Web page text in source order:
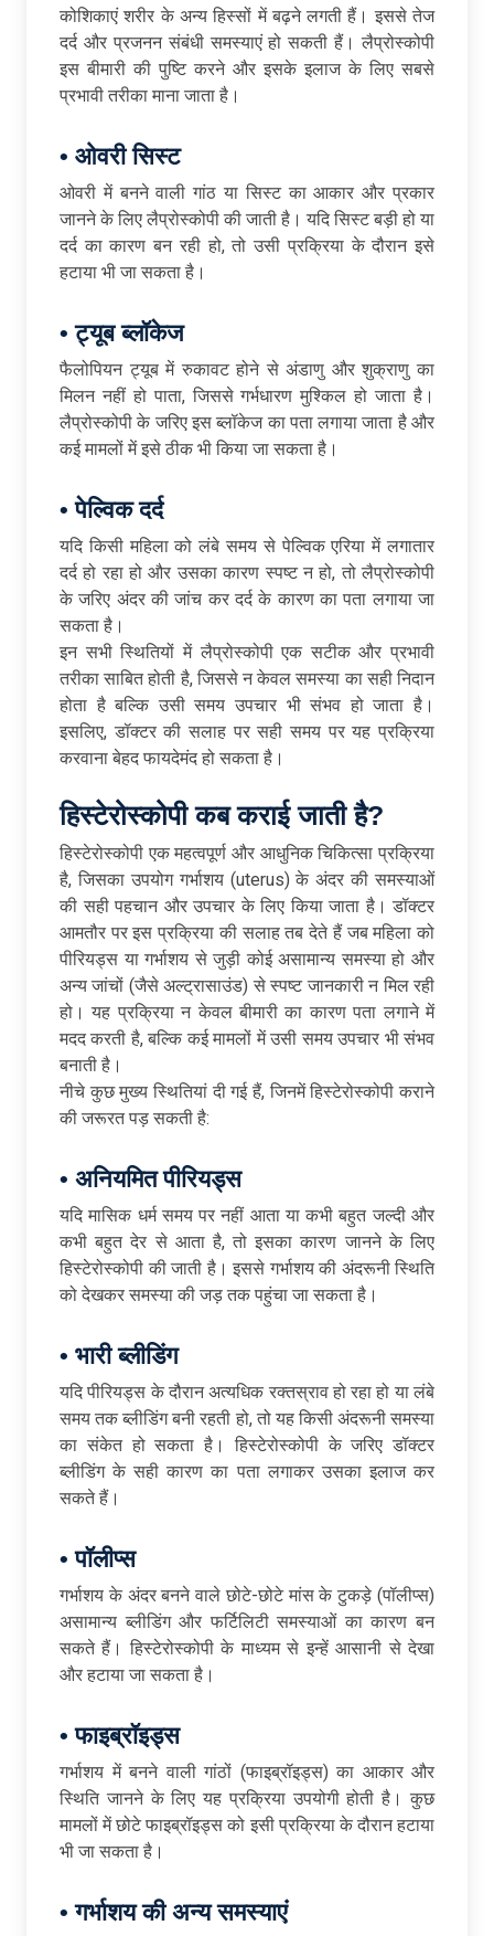
कोशिकाएं शरीर के अन्य हिस्सों में बढ़ने लगती हैं। इससे तेज
दर्द और प्रजनन संबंधी समस्याएं हो सकती हैं। लैप्रोस्कोपी
इस बीमारी की पुष्टि करने और इसके इलाज के लिए सबसे
प्रभावी तरीका माना जाता है।
• ओवरी सिस्ट
ओवरी में बनने वाली गांठ या सिस्ट का आकार और प्रकार
जानने के लिए लैप्रोस्कोपी की जाती है। यदि सिस्ट बड़ी हो या
दर्द का कारण बन रही हो, तो उसी प्रक्रिया के दौरान इसे
हटाया भी जा सकता है।
•ट्यूब ब्लॉकेज
फैलोपियन ट्यूब में रुकावट होने से अंडाणु और शुक्राणु का
मिलन नहीं हो पाता, जिससे गर्भधारण मुश्किल हो जाता है।
लैप्रोस्कोपी के जरिए इस ब्लॉकेज का पता लगाया जाता है और
कई मामलों में इसे ठीक भी किया जा सकता है।
•पेल्विक दर्द
यदि किसी महिला को लंबे समय से पेल्विक एरिया में लगातार
दर्द हो रहा हो और उसका कारण स्पष्ट न हो, तो लैप्रोस्कोपी
के जरिए अंदर की जांच कर दर्द के कारण का पता लगाया जा
सकता है।
इन सभी स्थितियों में लैप्रोस्कोपी एक सटीक और प्रभावी
तरीका साबित होती है, जिससे न केवल समस्या का सही निदान
होता है बल्कि उसी समय उपचार भी संभव हो जाता है।
इसलिए, डॉक्टर की सलाह पर सही समय पर यह प्रक्रिया
करवाना बेहद फायदेमंद हो सकता है।
हिस्टेरोस्कोपी कब कराई जाती है?
हिस्टेरोस्कोपी एक महत्वपूर्ण और आधुनिक चिकित्सा प्रक्रिया
है, जिसका उपयोग गर्भाशय (uterus) के अंदर की समस्याओं
की सही पहचान और उपचार के लिए किया जाता है। डॉक्टर
आमतौर पर इस प्रक्रिया की सलाह तब देते हैं जब महिला को
पीरियड्स या गर्भाशय से जुड़ी कोई असामान्य समस्या हो और
अन्य जांचों (जैसे अल्ट्रासाउंड) से स्पष्ट जानकारी न मिल रही
हो। यह प्रक्रिया न केवल बीमारी का कारण पता लगाने में
मदद करती है, बल्कि कई मामलों में उसी समय उपचार भी संभव
बनाती है।
नीचे कुछ मुख्य स्थितियां दी गई हैं, जिनमें हिस्टेरोस्कोपी कराने
की जरूरत पड़ सकती है:
• अनियमित पीरियड्स
यदि मासिक धर्म समय पर नहीं आता या कभी बहुत जल्दी और
कभी बहुत देर से आता है, तो इसका कारण जानने के लिए
हिस्टेरोस्कोपी की जाती है। इससे गर्भाशय की अंदरूनी स्थिति
को देखकर समस्या की जड़ तक पहुंचा जा सकता है।
• भारी ब्लीडिंग
यदि पीरियड्स के दौरान अत्यधिक रक्तस्राव हो रहा हो या लंबे
समय तक ब्लीडिंग बनी रहती हो, तो यह किसी अंदरूनी समस्या
का संकेत हो सकता है। हिस्टेरोस्कोपी के जरिए डॉक्टर
ब्लीडिंग के सही कारण का पता लगाकर उसका इलाज कर
सकते हैं।
•पॉलीप्स
गर्भाशय के अंदर बनने वाले छोटे-छोटे मांस के टुकड़े (पॉलीप्स)
असामान्य ब्लीडिंग और फर्टिलिटी समस्याओं का कारण बन
सकते हैं। हिस्टेरोस्कोपी के माध्यम से इन्हें आसानी से देखा
और हटाया जा सकता है।
•फाइब्रॉइड्स
गर्भाशय में बनने वाली गांठों (फाइब्रॉइड्स) का आकार और
स्थिति जानने के लिए यह प्रक्रिया उपयोगी होती है। कुछ
मामलों में छोटे फाइब्रॉइड्स को इसी प्रक्रिया के दौरान हटाया
भी जा सकता है।
•गर्भाशय की अन्य समस्याएं